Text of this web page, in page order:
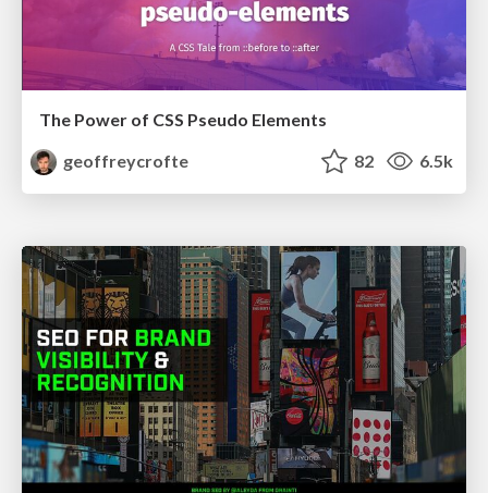
The Power of CSS Pseudo Elements
geoffreycrofte
82 6.5k